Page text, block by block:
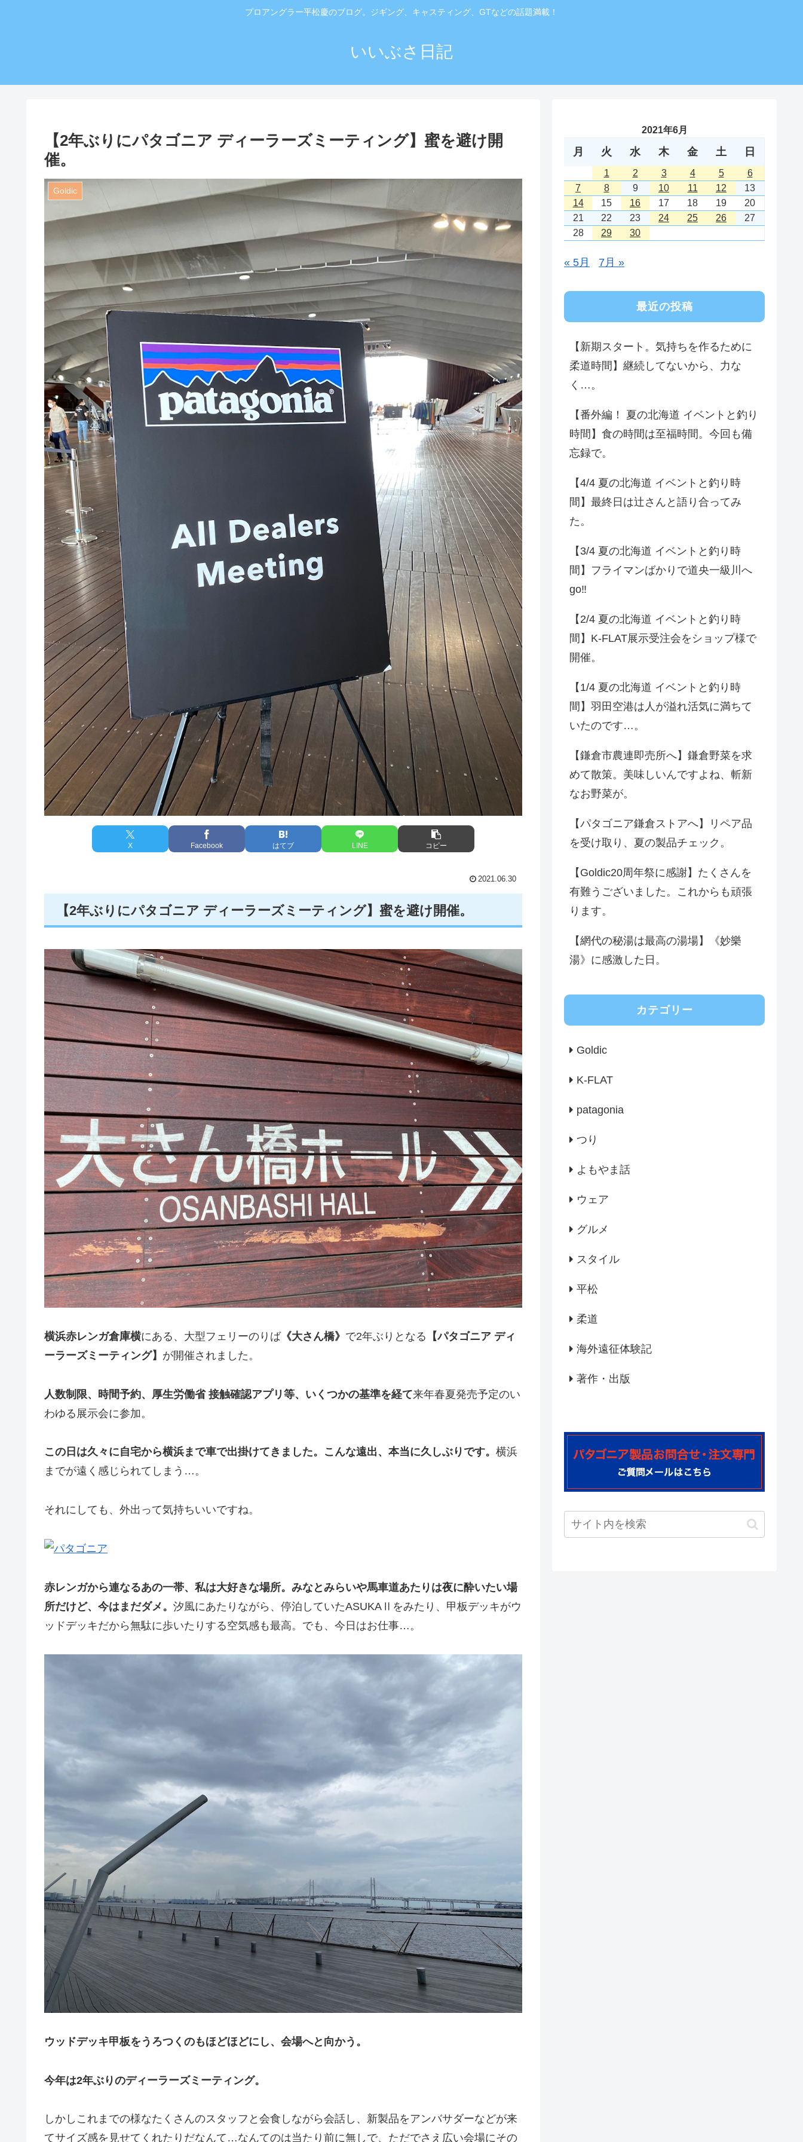
プロアングラー平松慶のブログ。ジギング、キャスティング、GTなどの話題満載！
いいぶさ日記
【2年ぶりにパタゴニア ディーラーズミーティング】蜜を避け開
催。
Goldic
X Facebook はてブ LINE コピー
2021.06.30
【2年ぶりにパタゴニア ディーラーズミーティング】蜜を避け開催。
横浜赤レンガ倉庫横にある、大型フェリーのりば《大さん橋》 で2年ぶりとなる 【パタゴニア ディ
ーラーズミーティング】 が開催されました。
人数制限、時間予約、厚生労働省 接触確認アプリ等、いくつかの基準を経て来年春夏発売予定のい
わゆる展示会に参加。
この日は久々に自宅から横浜まで車で出掛けてきました。こんな遠出、本当に久しぶりです。 横浜
までが遠く感じられてしまう…。
それにしても、外出って気持ちいいですね。
赤レンガから連なるあの一帯、私は大好きな場所。みなとみらいや馬車道あたりは夜に酔いたい場
所だけど、今はまだダメ。 汐風にあたりながら、停泊していたASUKAⅡをみたり、甲板デッキがウ
ッドデッキだから無駄に歩いたりする空気感も最高。でも、今日はお仕事…。
ウッドデッキ甲板をうろつくのもほどほどにし、会場へと向かう。
今年は2年ぶりのディーラーズミーティング。
しかしこれまでの様なたくさんのスタッフと会食しながら会話し、新製品をアンバサダーなどが来
てサイズ感を見せてくれたりだなんて…なんてのは当たり前に無しで、ただでさえ広い会場にその
2021年6月
月 火 水 木 金 土 日
1 2 3 4 5
6
7
8 9 10 11 12
13
14
15 16 17 18 19
20
21
22 23 24 25 26
27
28
29 30
« 5月 7月 »
最近の投稿
【新期スタート。気持ちを作るために
柔道時間】継続してないから、力な
く…。
【番外編！ 夏の北海道 イベントと釣り
時間】食の時間は至福時間。今回も備
忘録で。
【4/4 夏の北海道 イベントと釣り時
間】最終日は辻さんと語り合ってみ
た。
【3/4 夏の北海道 イベントと釣り時
間】フライマンばかりで道央一級川へ
go‼️
【2/4 夏の北海道 イベントと釣り時
間】K-FLAT展示受注会をショップ様で
開催。
【1/4 夏の北海道 イベントと釣り時
間】羽田空港は人が溢れ活気に満ちて
いたのです…。
【鎌倉市農連即売所へ】鎌倉野菜を求
めて散策。美味しいんですよね、斬新
なお野菜が。
【パタゴニア鎌倉ストアへ】リペア品
を受け取り、夏の製品チェック。
【Goldic20周年祭に感謝】たくさんを
有難うございました。これからも頑張
ります。
【網代の秘湯は最高の湯場】《妙樂
湯》に感激した日。
カテゴリー
Goldic
K-FLAT
patagonia
つり
よもやま話
ウェア
グルメ
スタイル
平松
柔道
海外遠征体験記
著作・出版